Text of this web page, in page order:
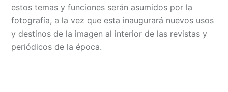
estos temas y funciones serán asumidos por la
fotografía, a la vez que esta inaugurará nuevos usos
y destinos de la imagen al interior de las revistas y
periódicos de la época.